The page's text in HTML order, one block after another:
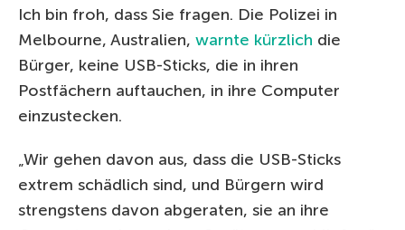
Ich bin froh, dass Sie fragen. Die Polizei in
Melbourne, Australien, warnte kürzlich die
Bürger, keine USB-Sticks, die in ihren
Postfächern auftauchen, in ihre Computer
einzustecken.
„Wir gehen davon aus, dass die USB-Sticks
extrem schädlich sind, und Bürgern wird
strengstens davon abgeraten, sie an ihre